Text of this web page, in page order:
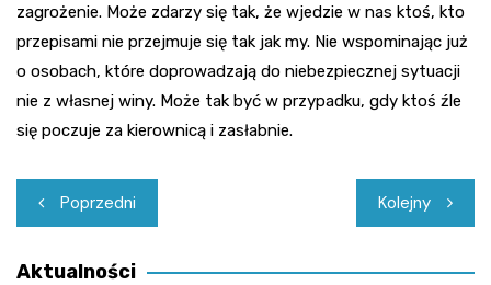
zagrożenie. Może zdarzy się tak, że wjedzie w nas ktoś, kto
przepisami nie przejmuje się tak jak my. Nie wspominając już
o osobach, które doprowadzają do niebezpiecznej sytuacji
nie z własnej winy. Może tak być w przypadku, gdy ktoś źle
się poczuje za kierownicą i zasłabnie.
Nawigacja
wpisu
Poprzedni Kolejny
Aktualności